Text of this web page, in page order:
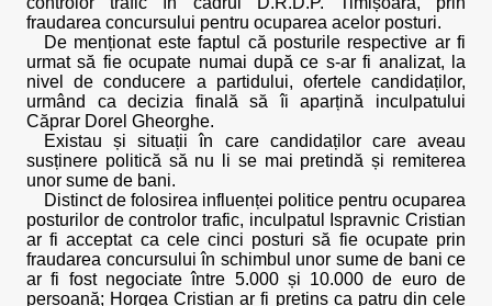
fraudarea concursului pentru ocuparea acelor posturi.
De menționat este faptul că posturile respective ar fi
urmat să fie ocupate numai după ce s-ar fi analizat, la
nivel de conducere a partidului, ofertele candidaților,
urmând ca decizia finală să îi aparțină inculpatului
Căprar Dorel Gheorghe.
Existau și situații în care candidaților care aveau
susținere politică să nu li se mai pretindă și remiterea
unor sume de bani.
Distinct de folosirea influenței politice pentru ocuparea
posturilor de controlor trafic, inculpatul Ispravnic Cristian
ar fi acceptat ca cele cinci posturi să fie ocupate prin
fraudarea concursului în schimbul unor sume de bani ce
ar fi fost negociate între 5.000 și 10.000 de euro de
persoană; Horgea Cristian ar fi pretins ca patru din cele